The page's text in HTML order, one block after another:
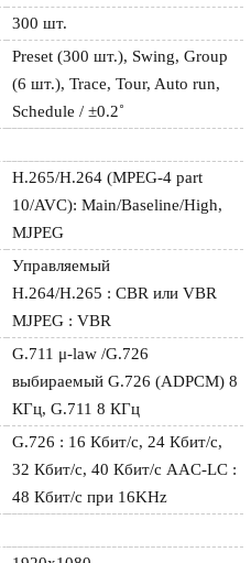
300 шт.
Preset (300 шт.), Swing, Group
(6 шт.), Trace, Tour, Auto run,
Schedule / ±0.2˚
H.265/H.264 (MPEG-4 part
10/AVC): Main/Baseline/High,
MJPEG
Управляемый
H.264/H.265 : CBR или VBR
MJPEG : VBR
G.711 μ-law /G.726
выбираемый G.726 (ADPCM) 8
КГц, G.711 8 КГц
G.726 : 16 Кбит/с, 24 Кбит/с,
32 Кбит/с, 40 Кбит/с AAC-LC :
48 Кбит/с при 16KHz